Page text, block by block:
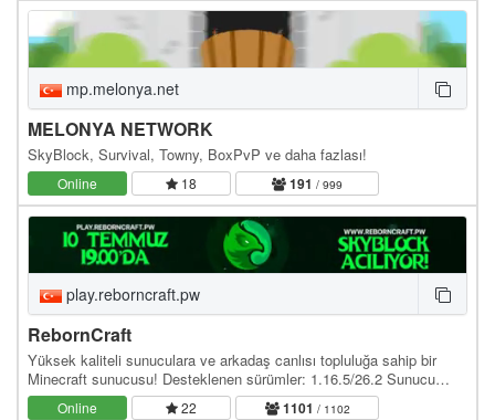
mp.melonya.net
MELONYA NETWORK
SkyBlock, Survival, Towny, BoxPvP ve daha fazlası!
Online 18 191 / 999
play.reborncraft.pw
RebornCraft
Yüksek kaliteli sunuculara ve arkadaş canlısı topluluğa sahip bir
Minecraft sunucusu! Desteklenen sürümler: 1.16.5/26.2 Sunucu
adresi: play.reborncraft.pw Web site:…
Online 22 1101 / 1102